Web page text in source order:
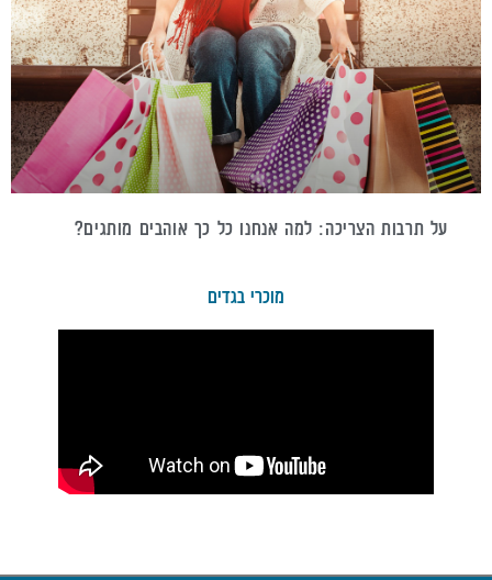
על תרבות הצריכה: למה אנחנו כל כך אוהבים מותגים?
מוכרי בגדים